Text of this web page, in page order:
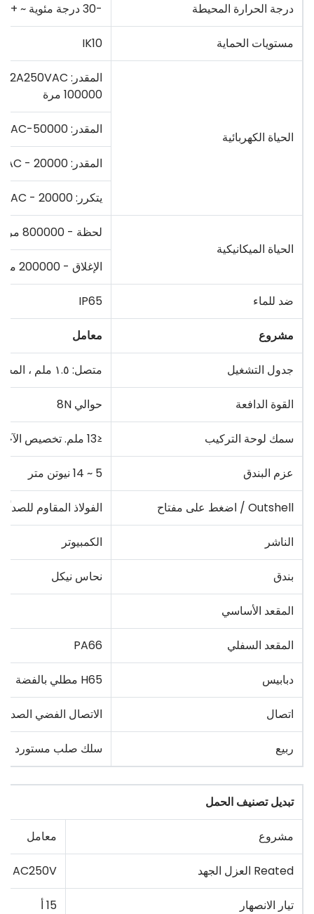
درجة الحرارة المحيطة -30 درجة مئوية ~ + 80 درجة مئوية
مستويات الحماية IK10
الحياة الكهربائية
المقدر: 2A250VAC-
100000 مرة
المقدر: 5A250VAC-50000 مرة
المقدر: 8A250VAC - 20000 مرة
يتكرر: 10A250VAC - 20000 مرة
الحياة الميكانيكية
لحظة - 800000 مرة
الإغلاق - 200000 مرة
ضد للماء IP65
مشروع معامل
جدول التشغيل متصل: ١.٥ ملم ، المجموع: ٣.٥ ملم
القوة الدافعة حوالي 8N
سمك لوحة التركيب ≤13 ملم. تخصيص الآخرين
عزم البندق 5 ~ 14 نيوتن متر
Outshell / اضغط على مفتاح الفولاذ المقاوم
الناشر الكمبيوتر
بندق نحاس نيكل
المقعد الأساسي
المقعد السفلي PA66
دبابيس H65 مطلي بالفضة
اتصال الاتصال الفضي الصديق
ربيع سلك صلب مستورد
تبديل تصنيف الحمل
مشروع معامل
Reated العزل الجهد AC250V
تيار الانصهار 15 أ